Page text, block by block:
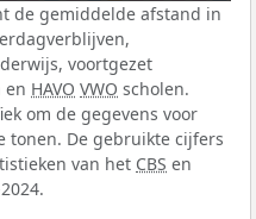
de gemiddelde afstand in
voortgezet
en HAVO VWO scholen.
om de gegevens voor
tonen. De gebruikte cijfers
van het CBS en